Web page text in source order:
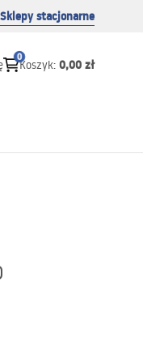
Sklepy stacjonarne
0
Koszyk: 0,00 zł